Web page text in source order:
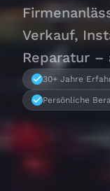
Verkauf,
Reparatur –
30+ Jahre
Persönliche